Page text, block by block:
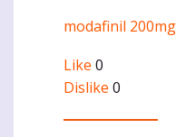
Komentaras
modafinil
Like 0
Dislike 0